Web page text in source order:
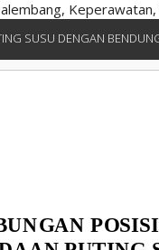
SUSU DENGAN